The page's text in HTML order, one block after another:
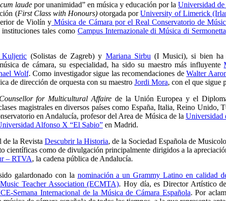
cum laude por unanimidad” en música y educación por la Universidad de
(First Class with Honours) otorgada porUniversity of Limerick
de Violín y Música de Cámara por el Real Conservatorio de
tales como Campus Internazionale di Música di Sermonetta
(Solistas de Zagreb) y Mariana Sirbu (I Musici), si bien ha
de cámara, su especialidad, ha sido su maestro más influyente
Wolf. Como investigador sigue las recomendaciones de Walter
de dirección de orquesta con su maestro Jordi Mora, con el que sigue
for Multicultural Affaire de la Unión Europea y el
magistrales en diversos países como España, Italia, Reino
en Andalucía, profesor del Area de Música de la Universidad
Alfonso X “El Sabio” en Madrid.
la Revista Descubrir la Historia, de la Sociedad Española de
científicas como de divulgación principalmente dirigidos a la
– RTVA, la cadena pública de Andalucía.
galardonado con la nominación a un Grammy Latino en calidad
Teacher Association (ECMTA). Hoy día, es Director Artístico
Semana Internacional de la Música de Cámara Española. Por